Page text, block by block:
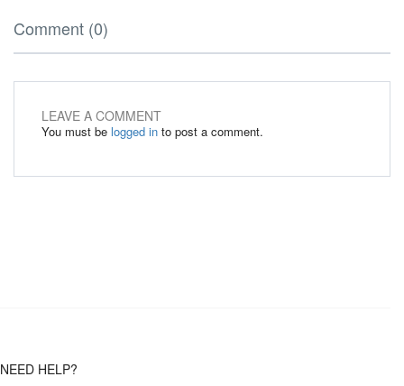
Comment (0)
LEAVE A COMMENT
You must be logged in to post a comment.
NEED HELP?